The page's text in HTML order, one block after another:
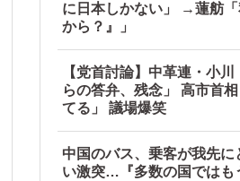
に日本しかない」 →蓮舫
から？』」
【党首討論】中革連・小
らの答弁、残念」 高市首
てる」 議場爆笑
中国のバス、乗客が我先に
い激突…『多数の国ではも